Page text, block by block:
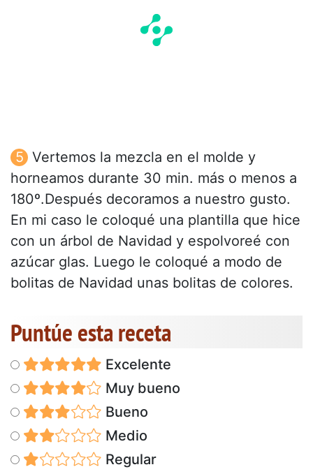
Vertemos la mezcla en el molde y
horneamos durante 30 min. más o menos a
180º.Después decoramos a nuestro gusto.
En mi caso le coloqué una plantilla que hice
con un árbol de Navidad y espolvoreé con
azúcar glas. Luego le coloqué a modo de
bolitas de Navidad unas bolitas de colores.
Puntúe esta receta
Excelente
Muy bueno
Bueno
Medio
Regular